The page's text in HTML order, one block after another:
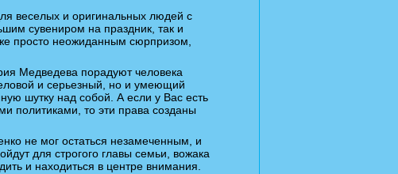
веселых и оригинальных людей с
сувениром на праздник, так и
просто неожиданным сюрпризом,
Медведева порадуют человека
и серьезный, но и умеющий
шутку над собой. А если у Вас есть
политиками, то эти права созданы
не мог остаться незамеченным, и
для строгого главы семьи, вожака
и находиться в центре внимания.